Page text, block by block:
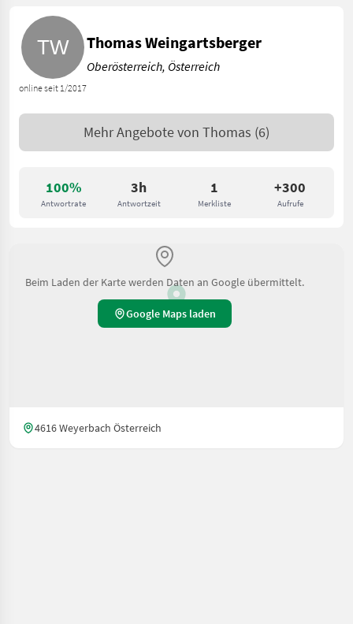
100%
Antwortrate
3h
Antwortzeit
1
Merkliste
+300
Aufrufe
online seit 1/2017
Thomas Weingartsberger
Oberösterreich, Österreich
Mehr Angebote von Thomas (6)
Beim Laden der Karte werden Daten an Google übermittelt.
Google Maps laden
4616 Weyerbach Österreich